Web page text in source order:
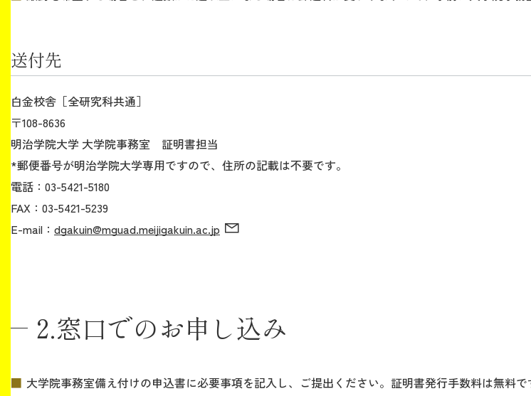
送付先
白金校舎［全研究科共通］
〒108-8636
明治学院大学 大学院事務室 証明書担当
*郵便番号が明治学院大学専用ですので、住所の記載は不要です。
電話：03-5421-5180
FAX：03-5421-5239
E-mail： dgakuin@mguad.meijigakuin.ac.jp
2.窓口でのお申し込み
大学院事務室備え付けの申込書に必要事項を記入し、ご提出ください。証明書発行手数料は無料で